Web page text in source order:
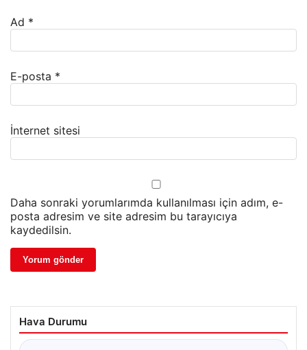
Ad *
E-posta *
İnternet sitesi
Daha sonraki yorumlarımda kullanılması için adım, e-
posta adresim ve site adresim bu tarayıcıya
kaydedilsin.
Hava Durumu